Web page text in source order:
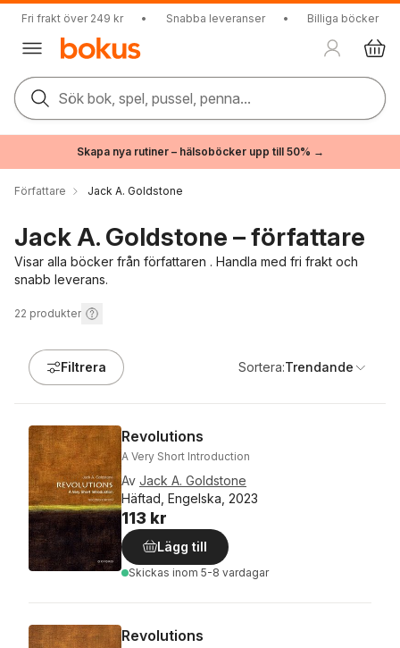
Fri frakt över 249 kr • Snabba leveranser • Billiga böcker
Sök bok, spel, pussel, penna...
Skapa nya rutiner – hälsoböcker upp till 50% →
Författare Jack A. Goldstone
Jack A. Goldstone – författare
Visar alla böcker från författaren . Handla med fri frakt och
snabb leverans.
22 produkter
Filtrera Sortera:Trendande
Revolutions
A Very Short Introduction
Av Jack A. Goldstone
Häftad, Engelska, 2023
113 kr
Lägg till
Skickas inom 5-8 vardagar
Revolutions